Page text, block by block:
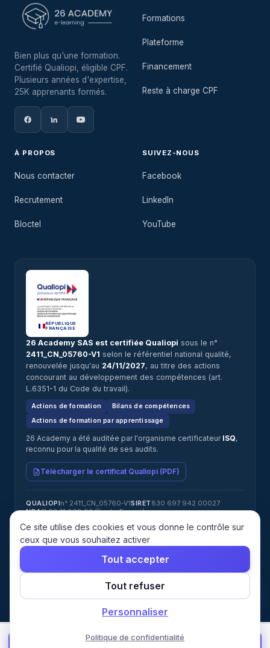
Bien plus qu'une formation.
Certifié Qualiopi, éligible CPF.
Plusieurs années d'expertise,
25K apprenants formés.
Formations
Plateforme
Financement
Reste à charge CPF
À PROPOS
Nous contacter
Recrutement
Bloctel
SUIVEZ-NOUS
Facebook
LinkedIn
YouTube
RÉPUBLIQUE
FRANÇAISE
26 Academy SAS est certifiée Qualiopi sous le n°
2411_CN_05760-V1 selon le référentiel national qualité,
renouvelée jusqu'au 24/11/2027, au titre des actions
concourant au développement des compétences (art.
L.6351-1 du Code du travail).
Actions de formation
Bilans de compétences
Actions de formation par apprentissage
26 Academy a été auditée par l'organisme certificateur ISQ,
reconnu pour la qualité de ses audits.
Télécharger le certificat Qualiopi (PDF)
QUALIOPIn° 2411_CN_05760-V1SIRET 830 697 942 00027
NDA11 92 21 808 92 (Île-de-France)
CERTIFICATEURISQ
© 2026 26 Academy. Tous droits réservés.
légales
Confidentialité CGUCGVCookies
cookies
Ce site utilise des cookies et vous donne le contrôle sur
ceux que vous souhaitez activer
Tout accepter
Tout refuser
Personnaliser
Politique de confidentialité